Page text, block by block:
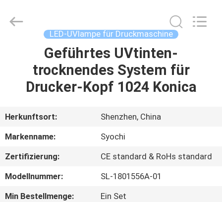
PRODUKTE
ÜBER
UNS
FABRIK-
AUSFLUG
Electronics
LED-UVlampe für Druckmaschine
Geführtes UVtinten-
trocknendes System für
Drucker-Kopf 1024 Konica
Herkunftsort:
Shenzhen, China
Markenname:
Syochi
Zertifizierung:
CE standard & RoHs standard
Modellnummer:
SL-1801556A-01
Min Bestellmenge:
Ein Set